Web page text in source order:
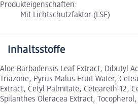
Produkteigenschaften:
Mit Lichtschutzfaktor (LSF)
Inhaltsstoffe
Aloe Barbadensis Leaf Extract, Dibutyl
Triazone, Pyrus Malus Fruit Water,
Extract, Cetyl Palmitate, Ceteareth-12,
Spilanthes Oleracea Extract,